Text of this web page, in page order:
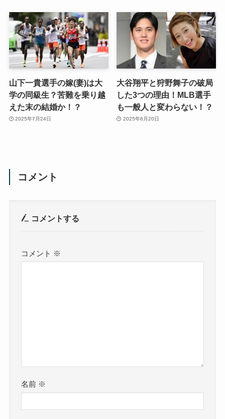
山下一貴選手の嫁(妻)は大
学の同級生？苦難を乗り越
えた末の結婚か！？
2025年7月24日
大谷翔平と狩野舞子の破局
した3つの理由！MLB選手
も一般人と変わらない！？
2025年6月20日
コメント
コメントする
コメント ※
名前 ※